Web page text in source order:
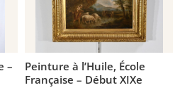
–
Peinture à l’Huile, École
Française – Début XIXe